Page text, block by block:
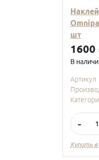
шт
1600
В
Артикул
-
Купить в